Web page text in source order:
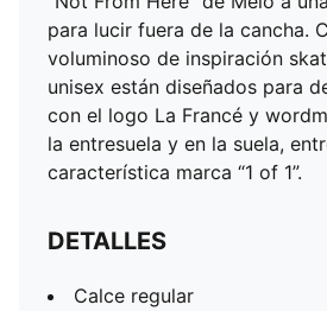
para lucir fuera de la cancha.
voluminoso de inspiración
unisex están diseñados para
con el logo La Francé y
la entresuela y en la suela,
característica marca “1 of 1”.
DETALLES
Calce regular